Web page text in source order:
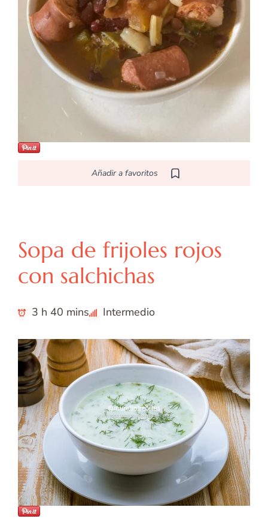
Añadir a favoritos
Sopa de frijoles rojos
con salchichas
3 h 40 mins Intermedio